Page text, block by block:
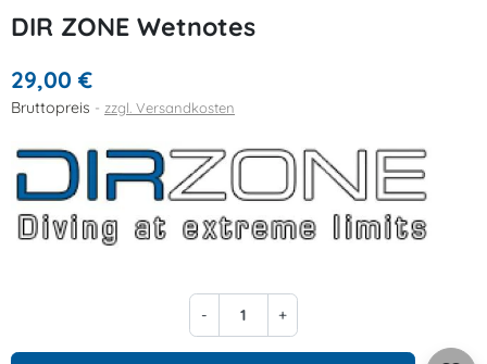
DIR ZONE Wetnotes
29,00 €
Bruttopreis zzgl. Versandkosten
- +